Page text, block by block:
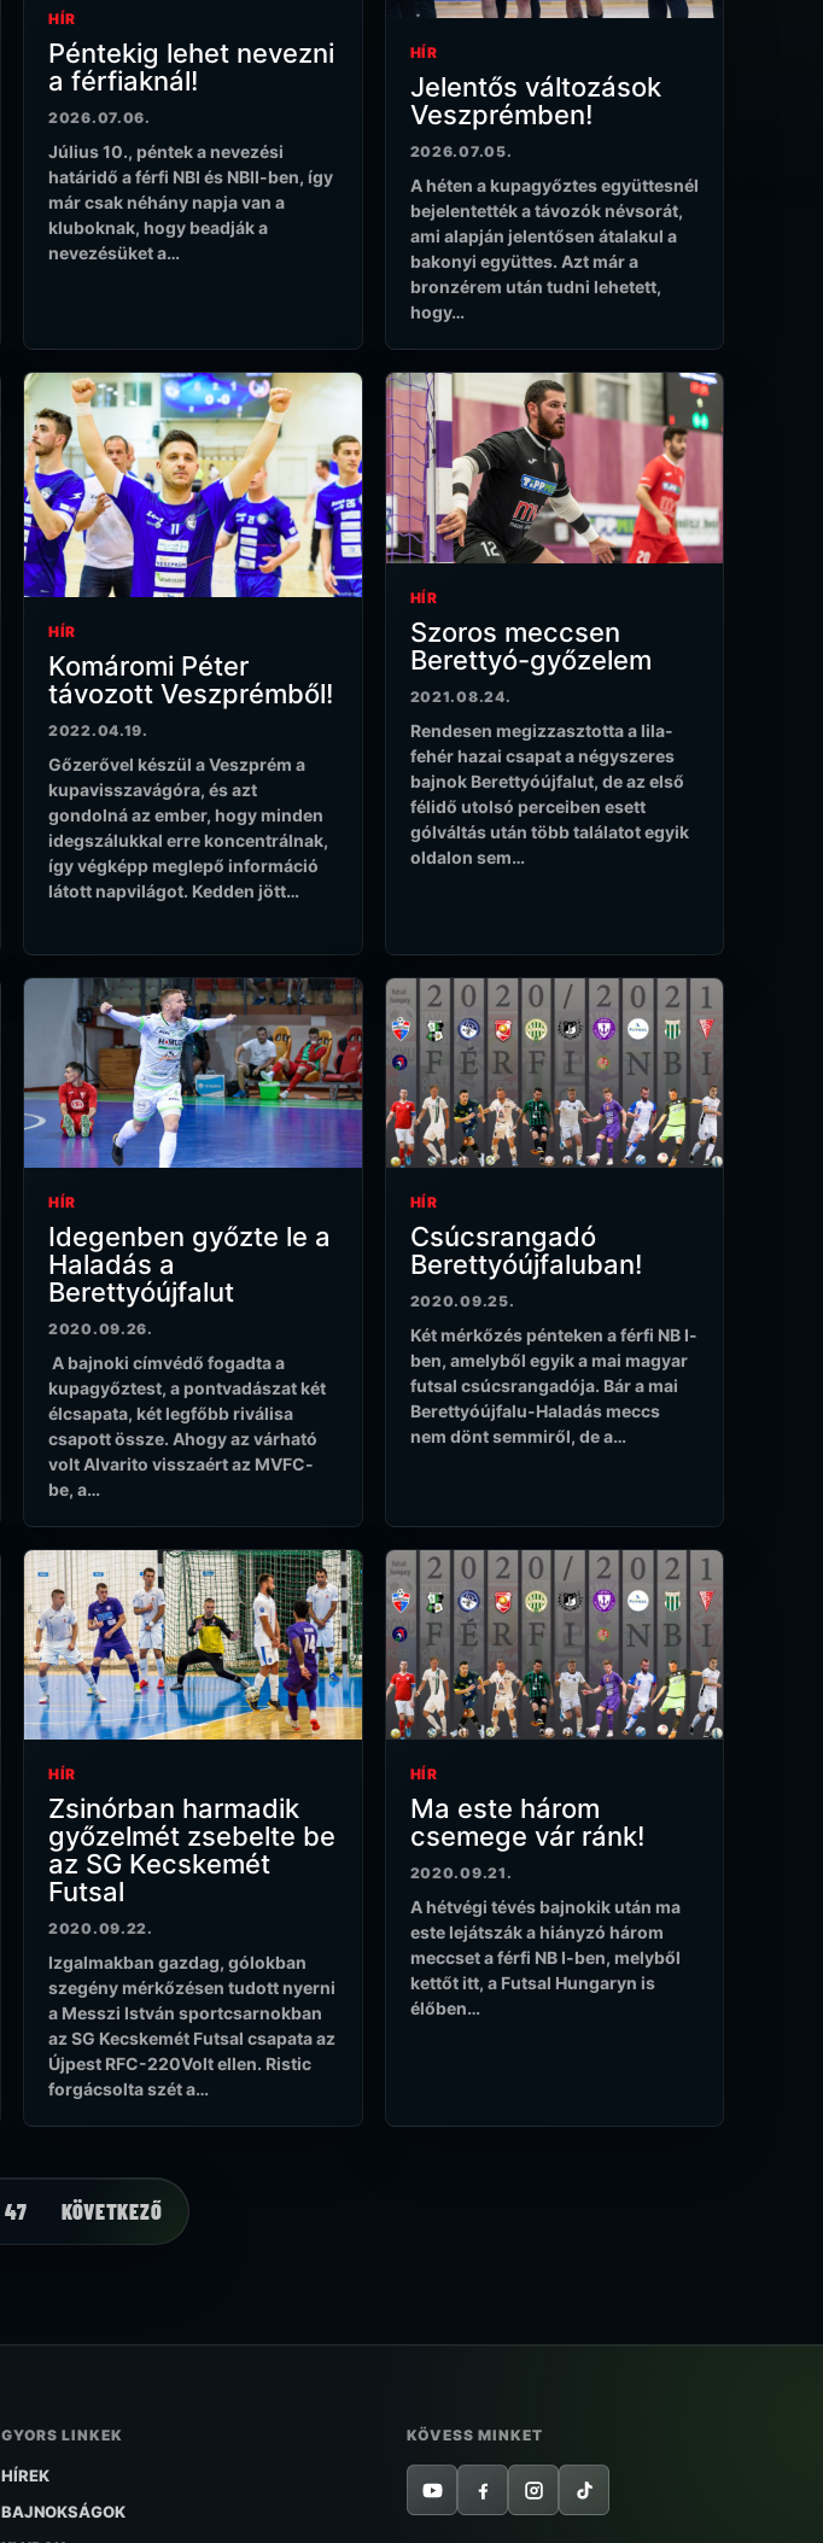
HÍR
Péntekig lehet nevezni
a férfiaknál!
2026.07.06.
Július 10., péntek a nevezési
határidő a férfi NBI és NBII-ben, így
már csak néhány napja van a
kluboknak, hogy beadják a
nevezésüket a…
HÍR
Jelentős változások
Veszprémben!
2026.07.05.
A héten a kupagyőztes együttesnél
bejelentették a távozók névsorát,
ami alapján jelentősen átalakul a
bakonyi együttes. Azt már a
bronzérem után tudni lehetett,
hogy…
HÍR
Komáromi Péter
távozott Veszprémből!
2022.04.19.
Gőzerővel készül a Veszprém a
kupavisszavágóra, és azt
gondolná az ember, hogy minden
idegszálukkal erre koncentrálnak,
így végképp meglepő információ
látott napvilágot. Kedden jött…
HÍR
Szoros meccsen
Berettyó-győzelem
2021.08.24.
Rendesen megizzasztotta a lila-
fehér hazai csapat a négyszeres
bajnok Berettyóújfalut, de az első
félidő utolsó perceiben esett
gólváltás után több találatot egyik
oldalon sem…
HÍR
Idegenben győzte le a
Haladás a
Berettyóújfalut
2020.09.26.
A bajnoki címvédő fogadta a
kupagyőztest, a pontvadászat két
élcsapata, két legfőbb riválisa
csapott össze. Ahogy az várható
volt Alvarito visszaért az MVFC-
be, a…
HÍR
Csúcsrangadó
Berettyóújfaluban!
2020.09.25.
Két mérkőzés pénteken a férfi NB I-
ben, amelyből egyik a mai magyar
futsal csúcsrangadója. Bár a mai
Berettyóújfalu-Haladás meccs
nem dönt semmiről, de a…
HÍR
Zsinórban harmadik
győzelmét zsebelte be
az SG Kecskemét
Futsal
2020.09.22.
Izgalmakban gazdag, gólokban
szegény mérkőzésen tudott nyerni
a Messzi István sportcsarnokban
az SG Kecskemét Futsal csapata az
Újpest RFC-220Volt ellen. Ristic
forgácsolta szét a…
HÍR
Ma este három
csemege vár ránk!
2020.09.21.
A hétvégi tévés bajnokik után ma
este lejátszák a hiányzó három
meccset a férfi NB I-ben, melyből
kettőt itt, a Futsal Hungaryn is
élőben…
47 KÖVETKEZŐ
GYORS LINKEK
HÍREK
BAJNOKSÁGOK
KÖVESS MINKET